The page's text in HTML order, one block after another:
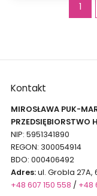
1
Kontakt
MIROSŁAWA PUK-
PRZEDSIĘBIORSTWO
NIP: 5951341890
REGON: 300054914
BDO: 000406492
Adres:ul. Grobla 27A,
+48 607 150 558 / +48